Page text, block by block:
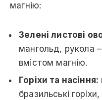
магнію:
Зелені листові
мангольд, рукола
вмістом магнію.
Горіхи та насіння:
бразильські